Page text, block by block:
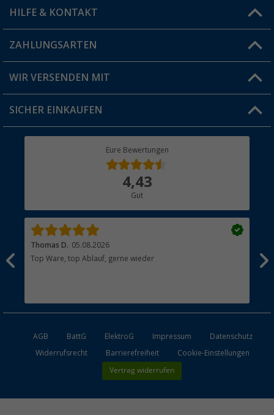
Vorteilskarte
Blog
Jobs & Karriere
HILFE & KONTAKT
FAQ & Kontakt
Versandinformationen
Rücksendung
ZAHLUNGSARTEN
WIR VERSENDEN MIT
SICHER EINKAUFEN
Eure Bewertungen
4,43
Gut
Thomas D. 05.08.2026
Top Ware, top Ablauf, gerne wieder
AGB BattG ElektroG Impressum
Datenschutz
Widerrufsrecht
Barrierefreiheit Cookie-Einstellungen
Vertrag widerrufen